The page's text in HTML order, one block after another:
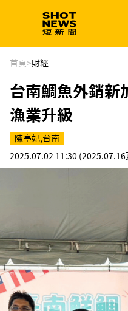
生技 政治
新南向 體育
首頁>財經
台南鯛魚外銷新
漁業升級
陳亭妃,台南
2025.07.02 11:30 (2025.07.16